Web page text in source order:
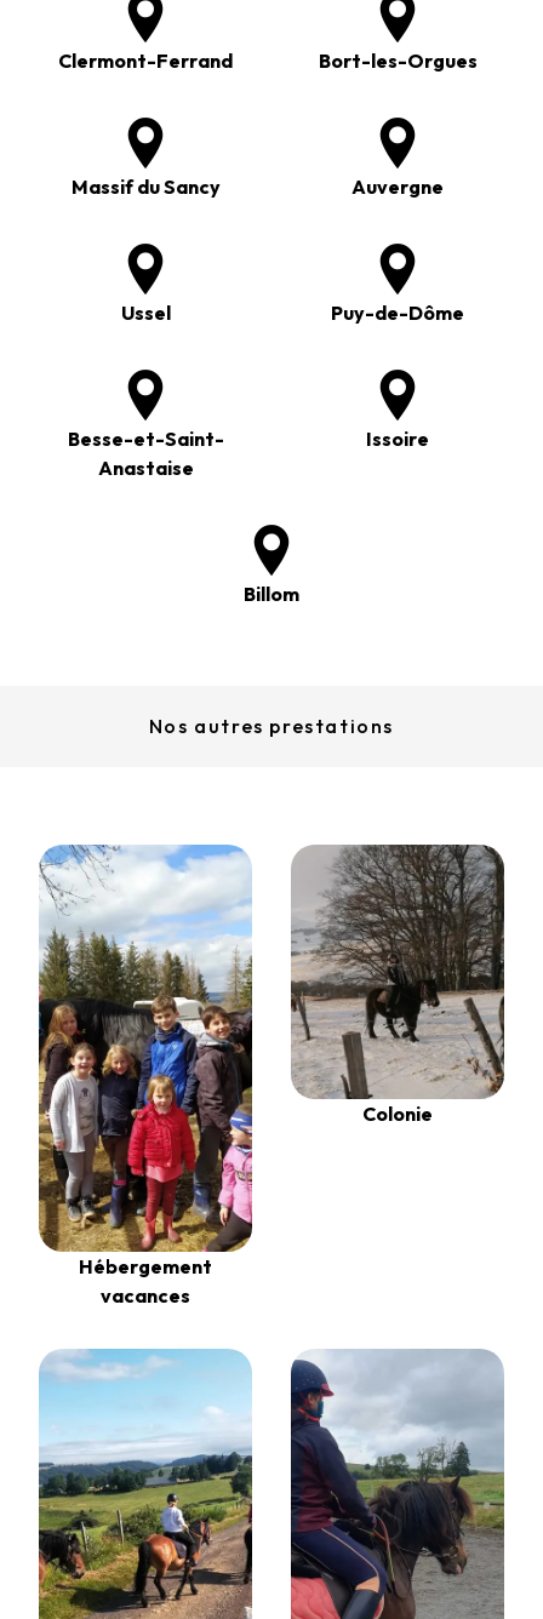
Clermont-Ferrand Bort-les-Orgues
Massif du Sancy Auvergne
Ussel Puy-de-Dôme
Besse-et-Saint-
Anastaise
Issoire
Billom
Nos autres prestations
Hébergement
vacances
Colonie